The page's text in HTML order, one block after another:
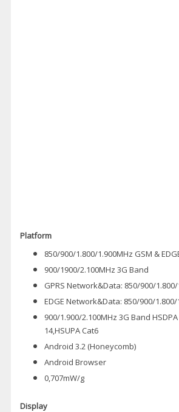
Platform
850/900/1.800/1.900MHz GSM &
900/1900/2.100MHz 3G Band
GPRS Network&Data: 850/900/
EDGE Network&Data: 850/900/1.800/
900/1.900/2.100MHz 3G Band
14,HSUPA Cat6
Android 3.2 (Honeycomb)
Android Browser
0,707mW/g
Display